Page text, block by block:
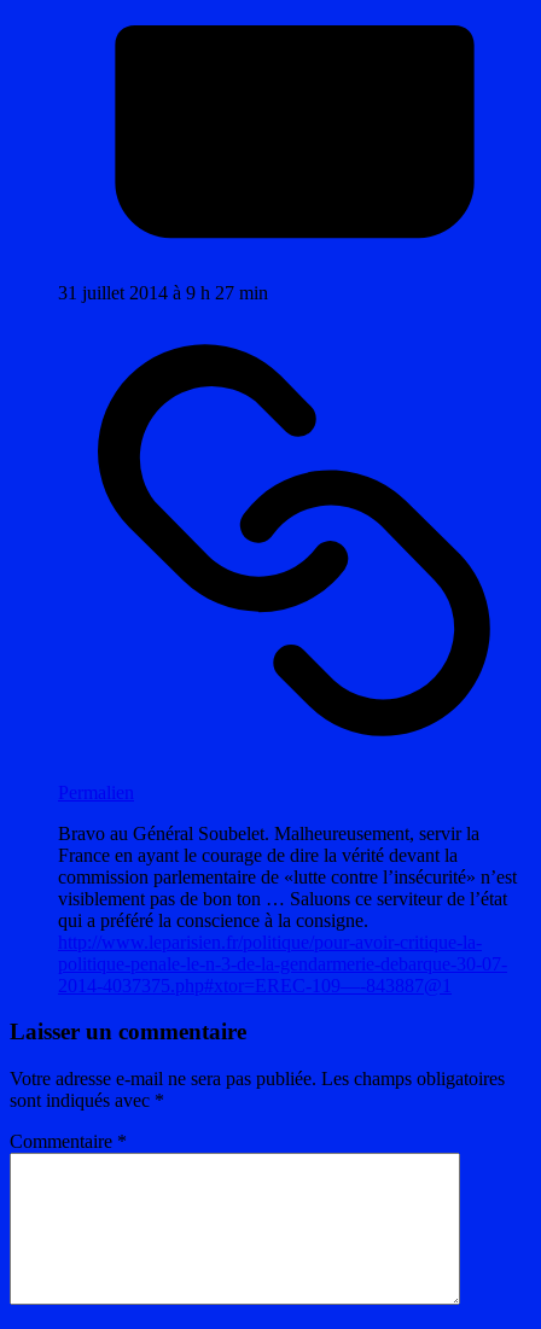
31 juillet 2014 à 9 h 27 min
Permalien
Bravo au Général Soubelet. Malheureusement, servir la
France en ayant le courage de dire la vérité devant la
commission parlementaire de «lutte contre l’insécurité» n’est
visiblement pas de bon ton … Saluons ce serviteur de l’état
qui a préféré la conscience à la consigne.
http://www.leparisien.fr/politique/pour-avoir-critique-la-
politique-penale-le-n-3-de-la-gendarmerie-debarque-30-07-
2014-4037375.php#xtor=EREC-109—-843887@1
Laisser un commentaire
Votre adresse e-mail ne sera pas publiée. Les champs obligatoires
sont indiqués avec *
Commentaire *